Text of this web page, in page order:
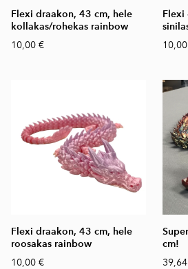
Flexi draakon, 43 cm, hele
kollakas/rohekas rainbow
10,00 €
Flexi
Flexi draakon, 43 cm, hele
roosakas rainbow
10,00 €
cm!